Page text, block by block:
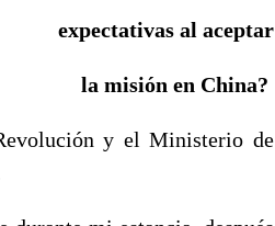
expectativas al aceptar
la misión en China?
y el Ministerio de